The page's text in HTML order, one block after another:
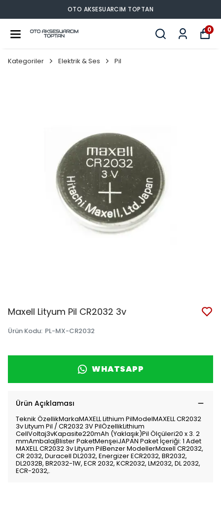
AKSESUARCIM TOPTAN
0
Kategoriler Elektrik & Ses Pil
Maxell Lityum Pil CR2032 3v
Ürün Kodu: PL-MX-CR2032
WHATSAPP
Ürün Açıklaması
Teknik ÖzellikMarkaMAXELL Lithium PilModelMAXELL CR2032
3v Lityum Pil / CR2032 3V PilÖzellikLithium
CellVoltaj3vKapasite220mAh (Yaklaşık)Pil Ölçüleri20 x 3. 2
mmAmbalajBlister PaketMenşeiJAPAN Paket İçeriği: 1 Adet
MAXELL CR2032 3v Lityum PilBenzer ModellerMaxell CR2032,
CR 2032, Duracell DL2032, Energizer ECR2032, BR2032,
DL2032B, BR2032-1W, ECR 2032, KCR2032, LM2032, DL 2032,
ECR-2032,.